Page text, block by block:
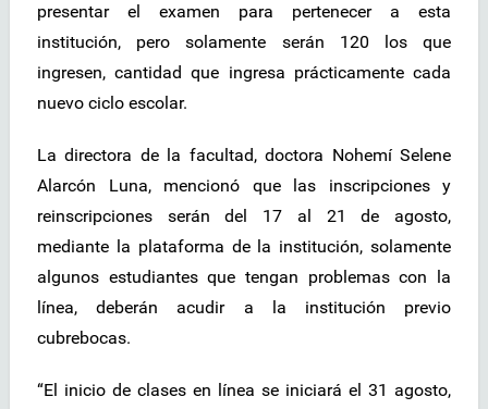
presentar el examen para pertenecer a esta
institución, pero solamente serán 120 los que
ingresen, cantidad que ingresa prácticamente cada
nuevo ciclo escolar.
La directora de la facultad, doctora Nohemí Selene
Alarcón Luna, mencionó que las inscripciones y
reinscripciones serán del 17 al 21 de agosto,
mediante la plataforma de la institución, solamente
algunos estudiantes que tengan problemas con la
línea, deberán acudir a la institución previo
cubrebocas.
“El inicio de clases en línea se iniciará el 31 agosto,